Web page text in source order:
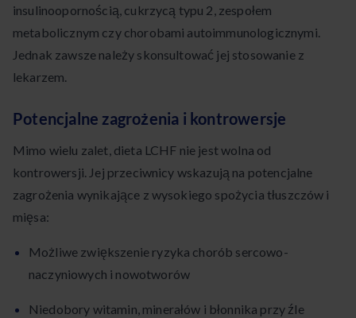
insulinoopornością, cukrzycą typu 2, zespołem
metabolicznym czy chorobami autoimmunologicznymi.
Jednak zawsze należy skonsultować jej stosowanie z
lekarzem.
Potencjalne zagrożenia i kontrowersje
Mimo wielu zalet, dieta LCHF nie jest wolna od
kontrowersji. Jej przeciwnicy wskazują na potencjalne
zagrożenia wynikające z wysokiego spożycia tłuszczów i
mięsa:
Możliwe zwiększenie ryzyka chorób sercowo-
naczyniowych i nowotworów
Niedobory witamin, minerałów i błonnika przy źle